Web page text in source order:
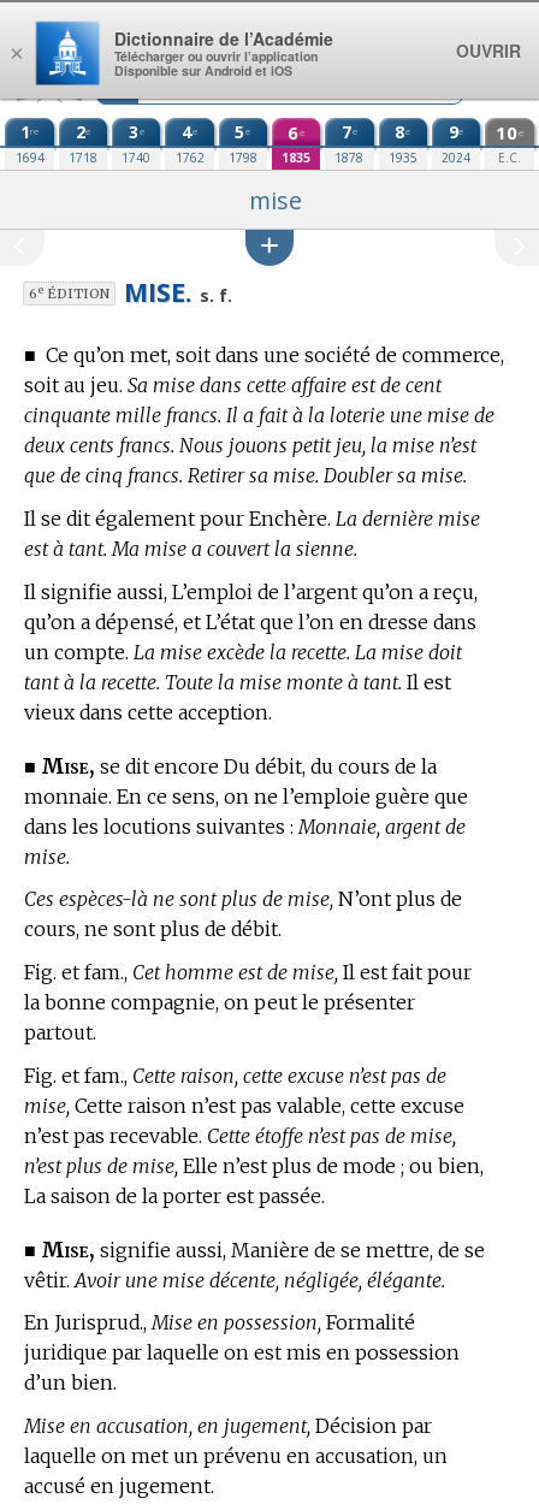
Aller au contenu
1re
1694
2e
1718
3e
1740
4e
1762
5e
1798
6e
1835
7e
1878
8e
1935
9e
2024
10e
E.C.
mise
6eÉDITION MISE. s. f.
■ Ce qu’on met, soit dans une société de commerce,
soit au jeu. Sa mise dans cette affaire est de cent
cinquante mille francs. Il a fait à la loterie une mise de
deux cents francs. Nous jouons petit jeu, la mise n’est
que de cinq francs. Retirer sa mise. Doubler sa mise.
Il se dit également pour Enchère. La dernière mise
est à tant. Ma mise a couvert la sienne.
Il signifie aussi, L’emploi de l’argent qu’on a reçu,
qu’on a dépensé, et L’état que l’on en dresse dans
un compte. La mise excède la recette. La mise doit
tant à la recette. Toute la mise monte à tant. Il est
vieux dans cette acception.
■ Mise, se dit encore Du débit, du cours de la
monnaie. En ce sens, on ne l’emploie guère que
dans les locutions suivantes : Monnaie, argent de
mise.
Ces espèces-là ne sont plus de mise, N’ont plus de
cours, ne sont plus de débit.
Fig. et fam., Cet homme est de mise, Il est fait pour
la bonne compagnie, on peut le présenter
partout.
Fig. et fam., Cette raison, cette excuse n’est pas de
mise, Cette raison n’est pas valable, cette excuse
n’est pas recevable. Cette étoffe n’est pas de mise,
n’est plus de mise, Elle n’est plus de mode ; ou bien,
La saison de la porter est passée.
■ Mise, signifie aussi, Manière de se mettre, de se
vêtir. Avoir une mise décente, négligée, élégante.
En Jurisprud., Mise en possession, Formalité
juridique par laquelle on est mis en possession
d’un bien.
Mise en accusation, en jugement, Décision par
laquelle on met un prévenu en accusation, un
accusé en jugement.
×
Dictionnaire de l’Académie
Télécharger ou ouvrir l’application
Disponible sur Android et iOS
OUVRIR